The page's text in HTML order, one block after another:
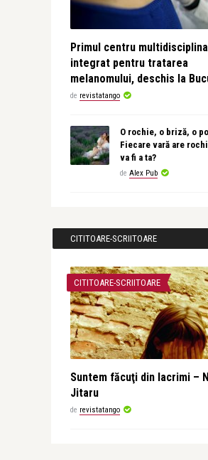
Primul centru
integrat pentru tratarea
melanomului, deschis la
de revistatango
O rochie, o briză, o
Fiecare vară are
va fi a ta?
de Alex Pub
CITITOARE-SCRIITOARE
CITITOARE-SCRIITOARE
Suntem făcuţi din lacrimi –
Jitaru
de revistatango